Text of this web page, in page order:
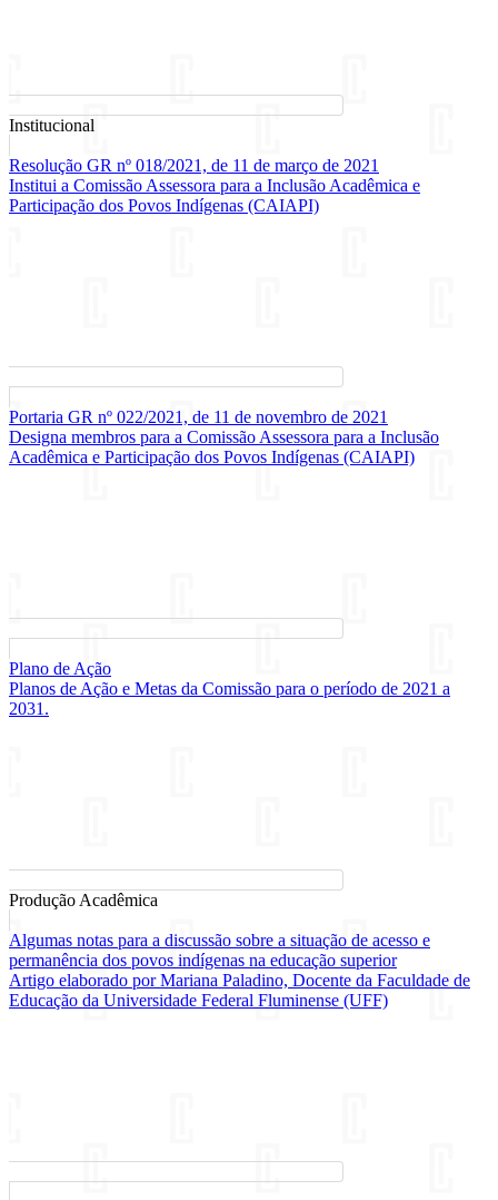
Institucional
Resolução GR nº 018/2021, de 11 de março de 2021
Institui a Comissão Assessora para a Inclusão Acadêmica e
Participação dos Povos Indígenas (CAIAPI)
Portaria GR nº 022/2021, de 11 de novembro de 2021
Designa membros para a Comissão Assessora para a Inclusão
Acadêmica e Participação dos Povos Indígenas (CAIAPI)
Plano de Ação
Planos de Ação e Metas da Comissão para o período de 2021 a
2031.
Produção Acadêmica
Algumas notas para a discussão sobre a situação de acesso e
permanência dos povos indígenas na educação superior
Artigo elaborado por Mariana Paladino, Docente da Faculdade de
Educação da Universidade Federal Fluminense (UFF)